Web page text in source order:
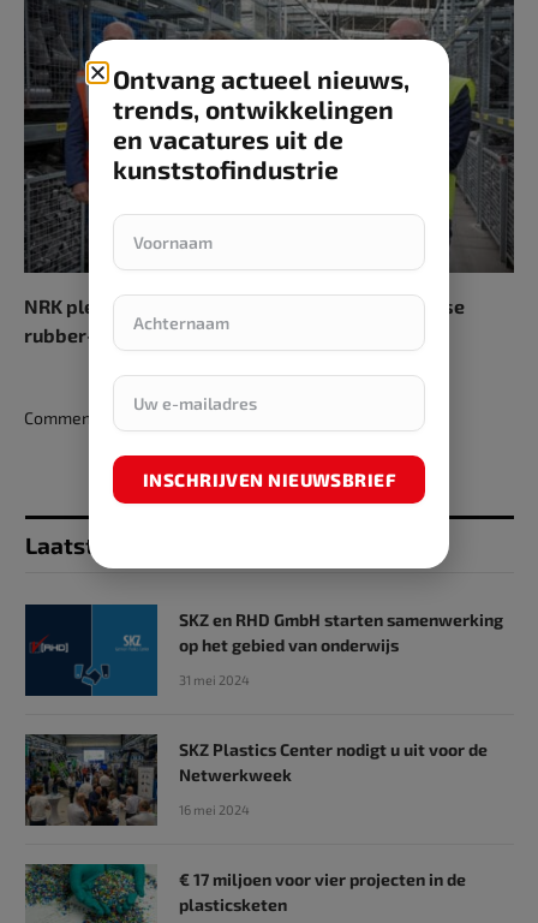
NRK pleit voor gelijk speelveld voor Nederlandse
rubber- en kunststofindustrie in Europa
Comments are closed.
Laatst toegevoegd
SKZ en RHD GmbH starten samenwerking
op het gebied van onderwijs
31 mei 2024
SKZ Plastics Center nodigt u uit voor de
Netwerkweek
16 mei 2024
€ 17 miljoen voor vier projecten in de
plasticsketen
Ontvang actueel nieuws,
trends, ontwikkelingen
en vacatures uit de
kunststofindustrie
INSCHRIJVEN NIEUWSBRIEF